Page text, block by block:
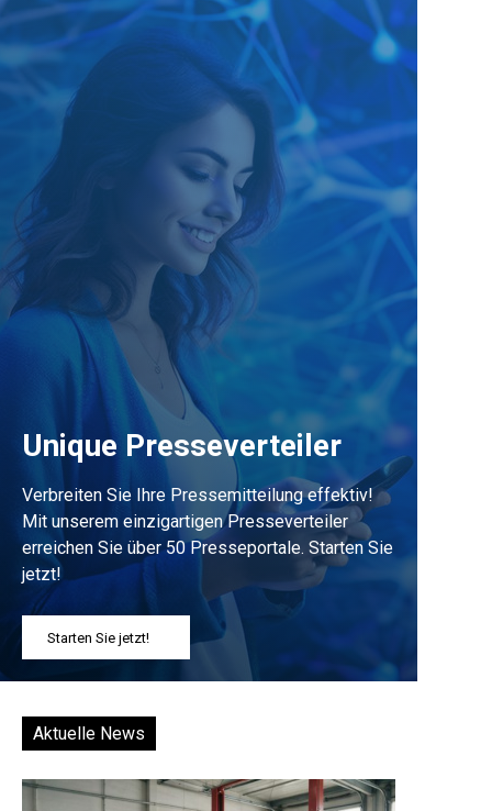
Unique Presseverteiler
Verbreiten Sie Ihre Pressemitteilung effektiv!
Mit unserem einzigartigen Presseverteiler
erreichen Sie über 50 Presseportale. Starten Sie
jetzt!
Starten Sie jetzt!
Aktuelle News